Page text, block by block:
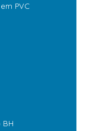
PVC